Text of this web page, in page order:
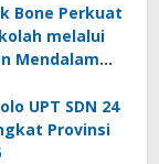
Bone Perkuat
melalui
Mendalam
UPT SDN 24
Provinsi